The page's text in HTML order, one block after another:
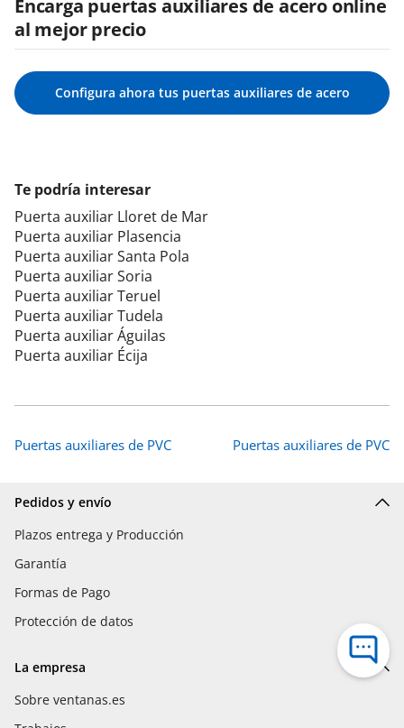
Encarga puertas auxiliares de acero online
al mejor precio
Configura ahora tus puertas auxiliares de acero
Te podría interesar
Puerta auxiliar Lloret de Mar
Puerta auxiliar Plasencia
Puerta auxiliar Santa Pola
Puerta auxiliar Soria
Puerta auxiliar Teruel
Puerta auxiliar Tudela
Puerta auxiliar Águilas
Puerta auxiliar Écija
Puertas auxiliares de PVC Puertas auxiliares de PVC
Pedidos y envío
Plazos entrega y Producción
Garantía
Formas de Pago
Protección de datos
La empresa
Sobre ventanas.es